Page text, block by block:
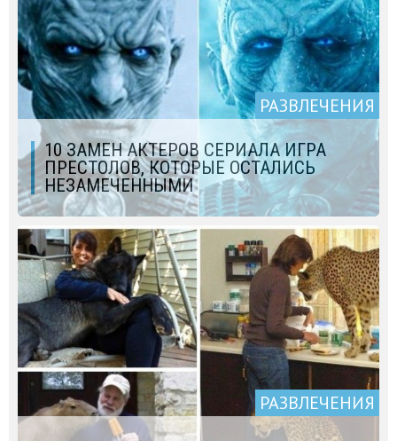
РАЗВЛЕЧЕНИЯ
10 ЗАМЕН АКТЕРОВ СЕРИАЛА ИГРА
ПРЕСТОЛОВ, КОТОРЫЕ ОСТАЛИСЬ
НЕЗАМЕЧЕННЫМИ
РАЗВЛЕЧЕНИЯ